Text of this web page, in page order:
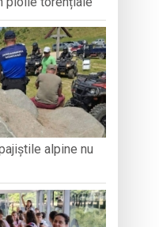
alpine nu